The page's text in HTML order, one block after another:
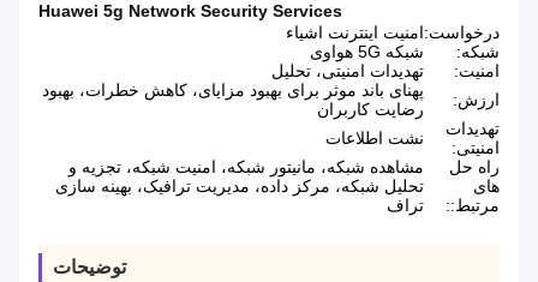
Huawei 5g Network Security Services
درخواست:امنیت اینترنت اشیاء
شبکه:
شبکه 5G هواوی
امنیت:
تهدیدات امنیتی، تحلیل
ارزش:
پهنای باند موثر برای بهبود مزایای، کاهش خطرات، بهبود
رضایت کاربران
تهدیدات
امنیتی:
نشت اطلاعات
راه حل
های
مرتبط::
مشاهده شبکه، مانیتور شبکه، امنیت شبکه، تجزیه و
تحلیل شبکه، مرکز داده، مدیریت ترافیک، بهینه سازی
تراف
توضیحات